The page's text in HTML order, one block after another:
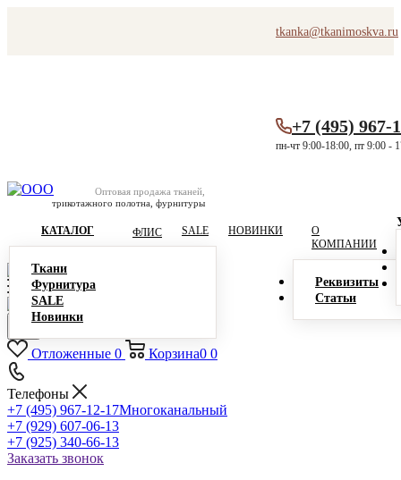
tkanka@tkanimoskva.ru
Оптовая продажа тканей,
трикотажного полотна, фурнитуры
+7 (495) 967-
пн-чт 9:00-18:00, пт 9:00 -
КАТАЛОГ
Ткани
Фурнитура
SALE
Новинки
ФЛИС SALE НОВИНКИ
О
КОМПАНИИ
Реквизиты
Статьи
Отложенные 0 Корзина0 0
Телефоны
+7 (495) 967-12-17Многоканальный
+7 (929) 607-06-13
+7 (925) 340-66-13
Заказать звонок